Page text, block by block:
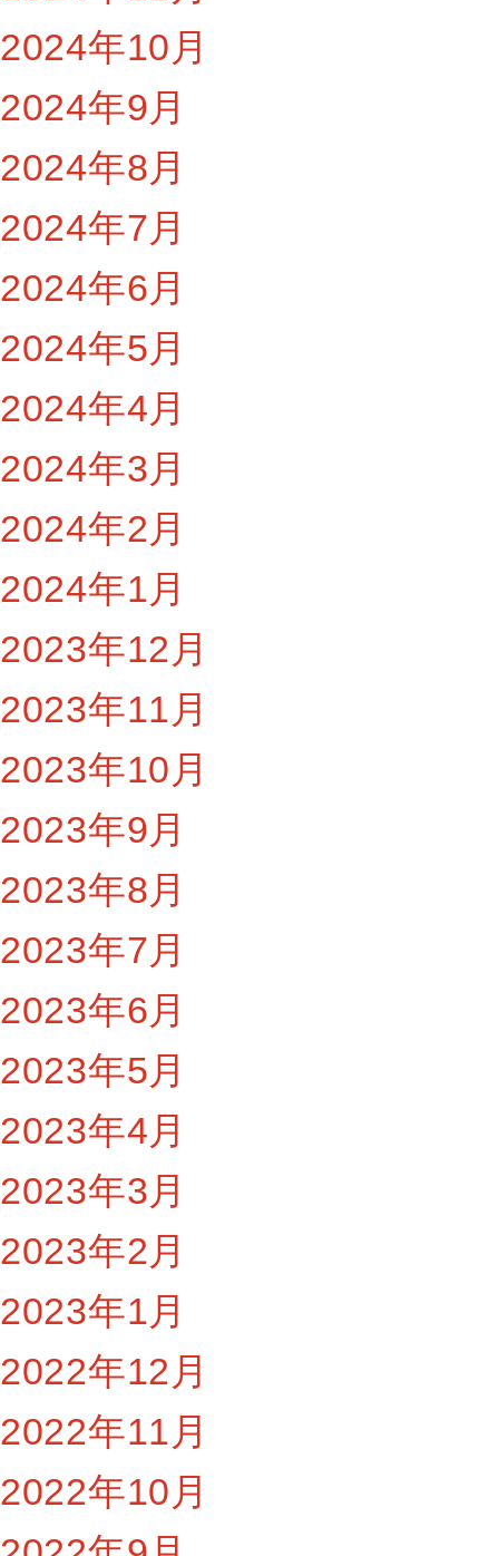
2024年10月
2024年9月
2024年8月
2024年7月
2024年6月
2024年5月
2024年4月
2024年3月
2024年2月
2024年1月
2023年12月
2023年11月
2023年10月
2023年9月
2023年8月
2023年7月
2023年6月
2023年5月
2023年4月
2023年3月
2023年2月
2023年1月
2022年12月
2022年11月
2022年10月